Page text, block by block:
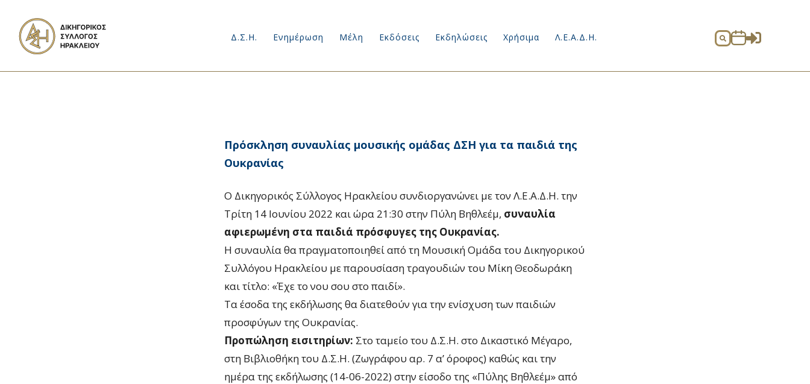
Δ.Σ.Η. Ενημέρωση Μέλη Εκδόσεις Εκδηλώσεις Χρήσιμα Λ.Ε.Α.Δ.Η.  
Πρόσκληση συναυλίας μουσικής ομάδας ΔΣΗ για τα παιδιά της
Ουκρανίας
Ο Δικηγορικός Σύλλογος Ηρακλείου συνδιοργανώνει με τον Λ.Ε.Α.Δ.Η. την
Τρίτη 14 Ιουνίου 2022 και ώρα 21:30 στην Πύλη Βηθλεέμ, συναυλία
αφιερωμένη στα παιδιά πρόσφυγες της Ουκρανίας.
Η συναυλία θα πραγματοποιηθεί από τη Μουσική Ομάδα του Δικηγορικού
Συλλόγου Ηρακλείου με παρουσίαση τραγουδιών του Μίκη Θεοδωράκη
και τίτλο: «Έχε το νου σου στο παιδί».
Τα έσοδα της εκδήλωσης θα διατεθούν για την ενίσχυση των παιδιών
προσφύγων της Ουκρανίας.
Προπώληση εισιτηρίων: Στο ταμείο του Δ.Σ.Η. στο Δικαστικό Μέγαρο,
στη Βιβλιοθήκη του Δ.Σ.Η. (Ζωγράφου αρ. 7 α’ όροφος) καθώς και την
ημέρα της εκδήλωσης (14-06-2022) στην είσοδο της «Πύλης Βηθλεέμ» από